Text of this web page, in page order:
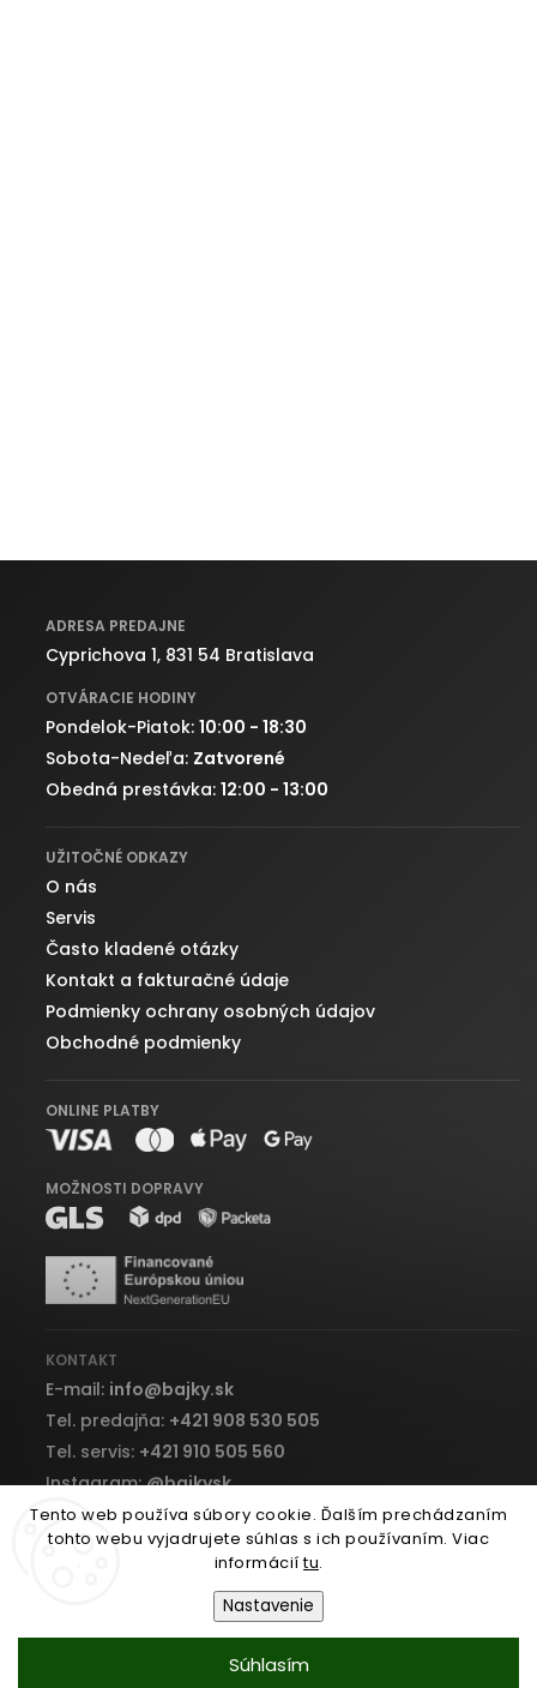
Tento web používa súbory cookie. Ďalším prechádzaním
tohto webu vyjadrujete súhlas s ich používaním. Viac
informáciítu.
Nastavenie
Súhlasím
ADRESA PREDAJNE
Cyprichova 1, 831 54 Bratislava
OTVÁRACIE HODINY
Pondelok-Piatok: 10:00 - 18:30
Sobota-Nedeľa: Zatvorené
Obedná prestávka: 12:00 - 13:00
UŽITOČNÉ ODKAZY
O nás
Servis
Často kladené otázky
Kontakt a fakturačné údaje
Podmienky ochrany osobných údajov
Obchodné podmienky
ONLINE PLATBY
MOŽNOSTI DOPRAVY
KONTAKT
E-mail: info@bajky.sk
Tel. predajňa: +421 908 530 505
Tel. servis: +421 910 505 560
Instagram:@bajkysk
Facebook:bajky.sk
Bajky.sk. Všetky práva vyhradené.